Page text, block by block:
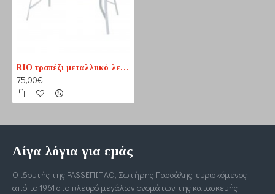
RIO τραπέζι μεταλλιικό λευκό 140cm
75,00€
Λίγα λόγια για εμάς
Ο ιδρυτής της PASSΕΠΙΠΛΟ, Σωτήρης Πασσάλης, ευρισκόμενος
από το 1961 στο πλευρό μεγάλων ονομάτων της κατασκευής